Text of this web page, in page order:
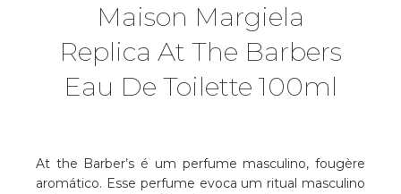
Maison Margiela
Replica At The Barbers
Eau De Toilette 100ml
At the Barber’s é um perfume masculino, fougère
aromático. Esse perfume evoca um ritual masculino